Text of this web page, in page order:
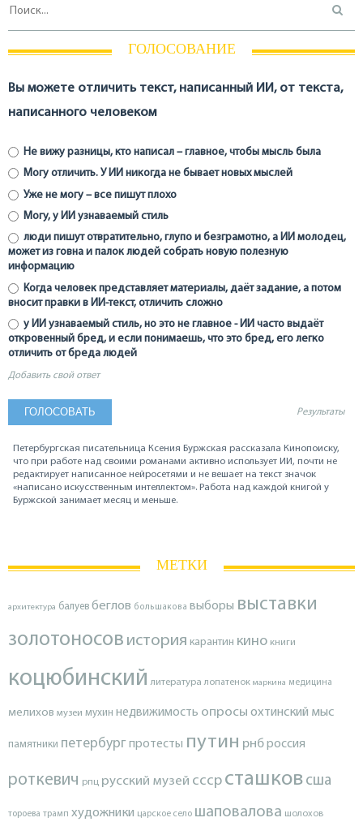
ГОЛОСОВАНИЕ
Вы можете отличить текст, написанный ИИ, от текста,
написанного человеком
Не вижу разницы, кто написал – главное, чтобы мысль была
Могу отличить. У ИИ никогда не бывает новых мыслей
Уже не могу – все пишут плохо
Могу, у ИИ узнаваемый стиль
люди пишут отвратительно, глупо и безграмотно, а ИИ молодец,
может из говна и палок людей собрать новую полезную
информацию
Когда человек представляет материалы, даёт задание, а потом
вносит правки в ИИ-текст, отличить сложно
у ИИ узнаваемый стиль, но это не главное - ИИ часто выдаёт
откровенный бред, и если понимаешь, что это бред, его легко
отличить от бреда людей
Добавить свой ответ
Результаты
Петербургская писательница Ксения Буржская рассказала Кинопоиску,
что при работе над своими романами активно использует ИИ, почти не
редактирует написанное нейросетями и не вешает на текст значок
«написано искусственным интеллектом». Работа над каждой книгой у
Буржской занимает месяц и меньше.
МЕТКИ
архитектура балуев беглов большакова выборы выставки
золотоносов история карантин кино книги
коцюбинский литература лопатенок маркина медицина
мелихов музеи мухин недвижимость опросы охтинский мыс
памятники петербургпротесты путин рнброссия
роткевич рпц русский музей ссср сташков сша
тороева трамп художники царское село шаповалова шолохов